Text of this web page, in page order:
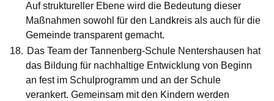
Auf struktureller Ebene wird die Bedeutung dieser
Maßnahmen sowohl für den Landkreis als auch für die
Gemeinde transparent gemacht.
Das Team der Tannenberg-Schule Nentershausen hat
das Bildung für nachhaltige Entwicklung von Beginn
an fest im Schulprogramm und an der Schule
verankert. Gemeinsam mit den Kindern werden